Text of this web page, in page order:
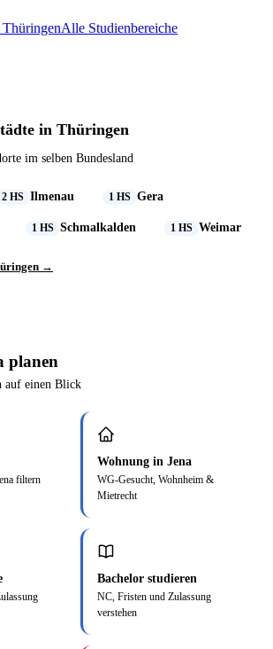
Alle Studienbereiche
in Thüringen
im selben Bundesland
2 HS Ilmenau 1 HS Gera
1 HS Schmalkalden 1 HS Weimar
→
planen
auf einen Blick
filtern
Wohnung in Jena
WG-Gesucht, Wohnheim &
Mietrecht
Bachelor studieren
NC, Fristen und Zulassung
verstehen